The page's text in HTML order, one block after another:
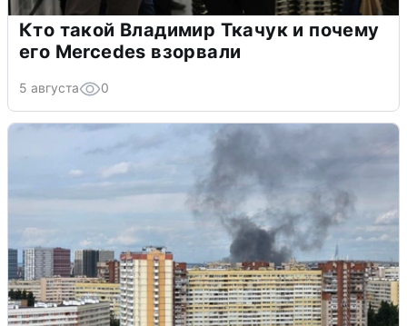
Кто такой Владимир Ткачук и почему
его Mercedes взорвали
5 августа 0